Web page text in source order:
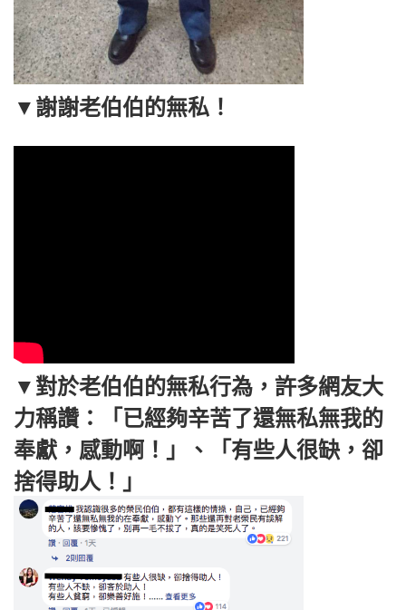
▼謝謝老伯伯的無私！
▼對於老伯伯的無私行為，許多網友大
力稱讚：「已經夠辛苦了還無私無我的
奉獻，感動啊！」、「有些人很缺，卻
捨得助人！」